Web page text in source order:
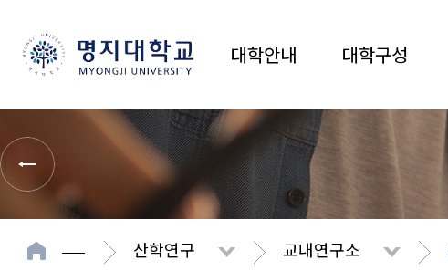
대학안내 대학구성
산학연구 교내연구소